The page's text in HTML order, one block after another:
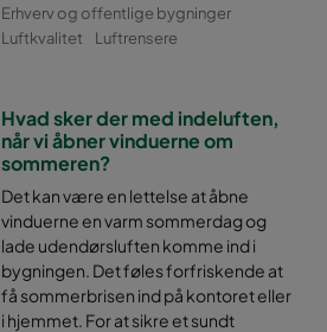
Erhverv og offentlige bygninger
Luftkvalitet
Luftrensere
Hvad sker der med indeluften,
når vi åbner vinduerne om
sommeren?
Det kan være en lettelse at åbne
vinduerne en varm sommerdag og
lade udendørsluften komme ind i
bygningen. Det føles forfriskende at
få sommerbrisen ind på kontoret eller
i hjemmet. For at sikre et sundt